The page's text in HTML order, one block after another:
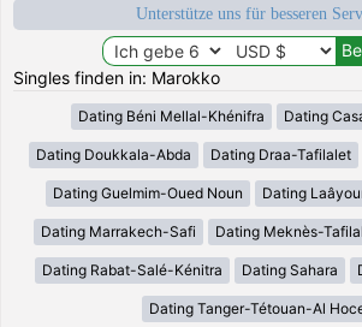
Unterstütze uns für besseren
Singles finden in: Marokko
Dating Béni Mellal-Khénifra Dating
Dating Doukkala-Abda Dating Draa-Tafilalet
Dating Guelmim-Oued Noun Dating
Dating Marrakech-Safi Dating Meknès-
Dating Rabat-Salé-Kénitra Dating Sahara
Dating Tanger-Tétouan-Al